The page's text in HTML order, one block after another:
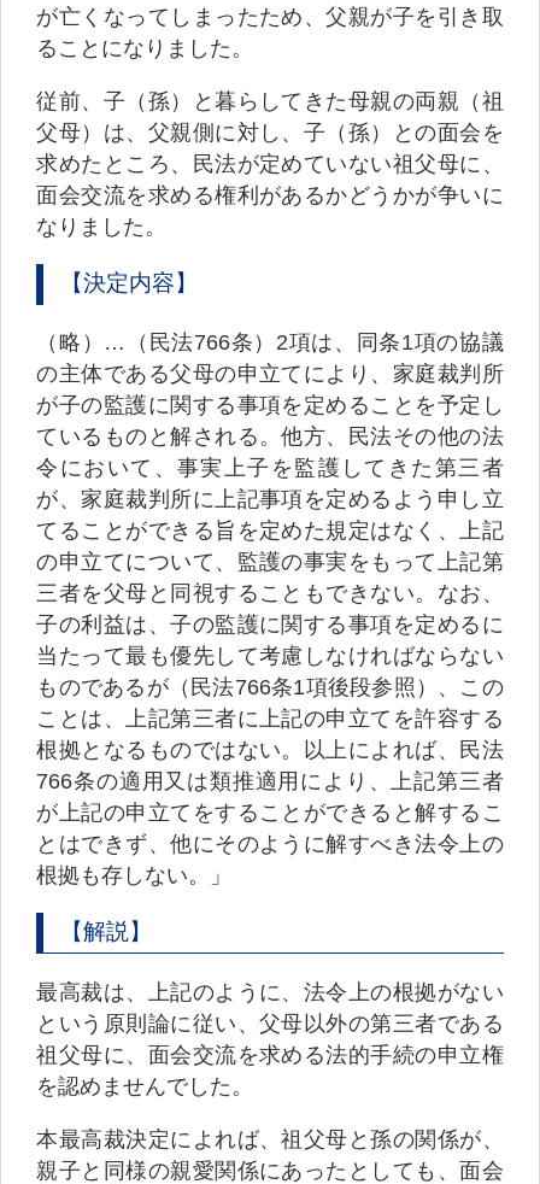
が亡くなってしまったため、父親が子を引き取
ることになりました。
従前、子（孫）と暮らしてきた母親の両親（祖
父母）は、父親側に対し、子（孫）との面会を
求めたところ、民法が定めていない祖父母に、
面会交流を求める権利があるかどうかが争いに
なりました。
【決定内容】
（略）…（民法766条）2項は、同条1項の協議
の主体である父母の申立てにより、家庭裁判所
が子の監護に関する事項を定めることを予定し
ているものと解される。他方、民法その他の法
令において、事実上子を監護してきた第三者
が、家庭裁判所に上記事項を定めるよう申し立
てることができる旨を定めた規定はなく、上記
の申立てについて、監護の事実をもって上記第
三者を父母と同視することもできない。なお、
子の利益は、子の監護に関する事項を定めるに
当たって最も優先して考慮しなければならない
ものであるが（民法766条1項後段参照）、この
ことは、上記第三者に上記の申立てを許容する
根拠となるものではない。以上によれば、民法
766条の適用又は類推適用により、上記第三者
が上記の申立てをすることができると解するこ
とはできず、他にそのように解すべき法令上の
根拠も存しない。」
【解説】
最高裁は、上記のように、法令上の根拠がない
という原則論に従い、父母以外の第三者である
祖父母に、面会交流を求める法的手続の申立権
を認めませんでした。
本最高裁決定によれば、祖父母と孫の関係が、
親子と同様の親愛関係にあったとしても、面会